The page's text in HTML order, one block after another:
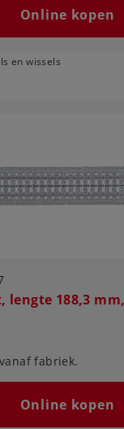
Online kopen
en wissels
lengte 188,3
fabriek.
Online kopen